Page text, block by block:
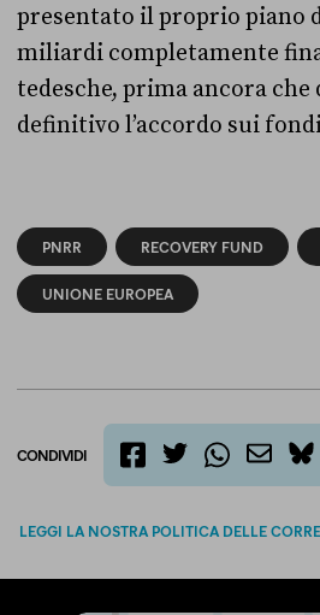
presentato il proprio piano
miliardi completamente
tedesche, prima ancora che
definitivo l’accordo sui
PNRR RECOVERY FUND
UNIONE EUROPEA
CONDIVIDI
LEGGI LA NOSTRA POLITICA DELLE